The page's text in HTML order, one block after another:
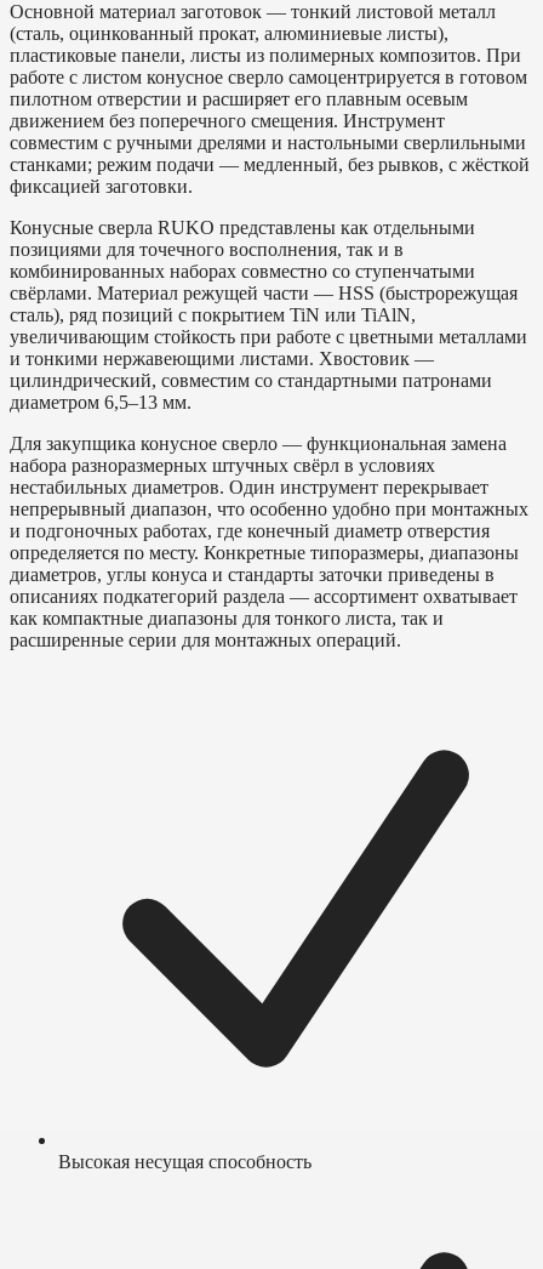
Основной материал заготовок — тонкий листовой металл
(сталь, оцинкованный прокат, алюминиевые листы),
пластиковые панели, листы из полимерных композитов. При
работе с листом конусное сверло самоцентрируется в готовом
пилотном отверстии и расширяет его плавным осевым
движением без поперечного смещения. Инструмент
совместим с ручными дрелями и настольными сверлильными
станками; режим подачи — медленный, без рывков, с жёсткой
фиксацией заготовки.
Конусные сверла RUKO представлены как отдельными
позициями для точечного восполнения, так и в
комбинированных наборах совместно со ступенчатыми
свёрлами. Материал режущей части — HSS (быстрорежущая
сталь), ряд позиций с покрытием TiN или TiAlN,
увеличивающим стойкость при работе с цветными металлами
и тонкими нержавеющими листами. Хвостовик —
цилиндрический, совместим со стандартными патронами
диаметром 6,5–13 мм.
Для закупщика конусное сверло — функциональная замена
набора разноразмерных штучных свёрл в условиях
нестабильных диаметров. Один инструмент перекрывает
непрерывный диапазон, что особенно удобно при монтажных
и подгоночных работах, где конечный диаметр отверстия
определяется по месту. Конкретные типоразмеры, диапазоны
диаметров, углы конуса и стандарты заточки приведены в
описаниях подкатегорий раздела — ассортимент охватывает
как компактные диапазоны для тонкого листа, так и
расширенные серии для монтажных операций.
Высокая несущая способность